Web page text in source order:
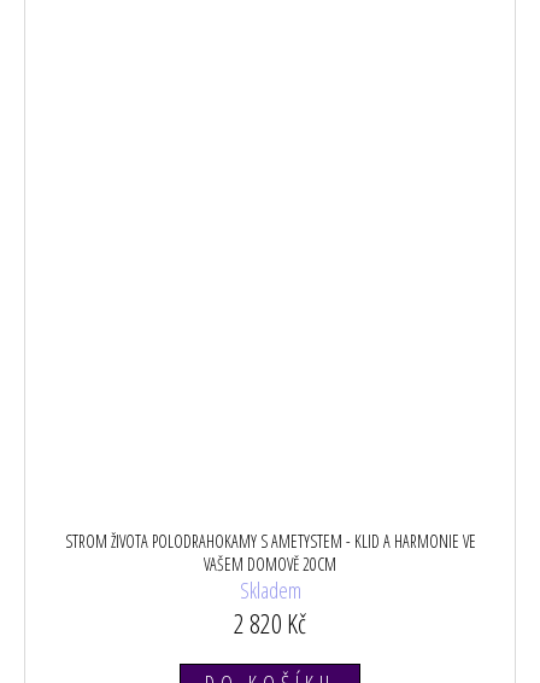
STROM ŽIVOTA POLODRAHOKAMY S AMETYSTEM - KLID A HARMONIE VE
VAŠEM DOMOVĚ 20CM
Skladem
2 820 Kč